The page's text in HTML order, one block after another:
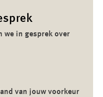
we in gesprek over
van jouw voorkeur